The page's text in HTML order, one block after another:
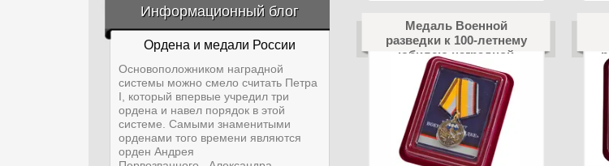
Медаль Военной
разведки к 100-летнему
юбилею наградной
коробке с
удостоверением в
комплекте
Информационный блог
&amp;nbsp;
Ордена и медали России
Основоположником наградной
системы можно смело считать Петра
I, который впервые учредил три
ордена и навел порядок в этой
системе. Самыми знаменитыми
орденами того времени являются
орден Андрея